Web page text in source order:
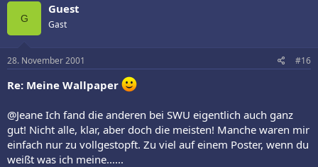
G
Guest
Gast
28. November 2001 #16
Re: Meine Wallpaper
@Jeane Ich fand die anderen bei SWU eigentlich auch ganz
gut! Nicht alle, klar, aber doch die meisten! Manche waren mir
einfach nur zu vollgestopft. Zu viel auf einem Poster, wenn du
weißt was ich meine......